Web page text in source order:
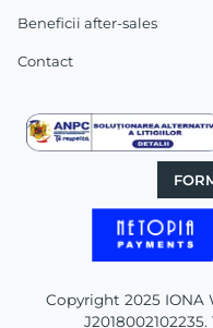
Beneficii after-sales
Contact
Copyright 2025 IONA